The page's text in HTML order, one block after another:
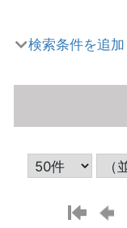
検索条件を追加